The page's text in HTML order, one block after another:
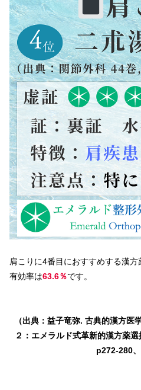
肩こりに4番目におすすめする漢方
有効率は63.6％です。
（出典：益子竜弥. 古典的漢方医
２：エメラルド式革新的漢方薬
p272-280、